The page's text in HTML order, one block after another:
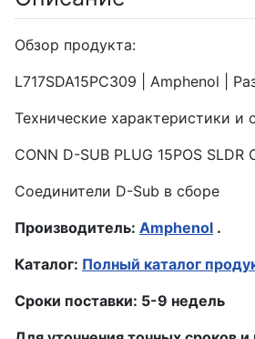
Обзор продукта:
L717SDA15PC309 | Amphenol |
Технические характеристики и
CONN D-SUB PLUG 15POS SLDR
Соединители D-Sub в сборе
Производитель: Amphenol .
Каталог: Полный каталог
Сроки поставки: 5-9 недель